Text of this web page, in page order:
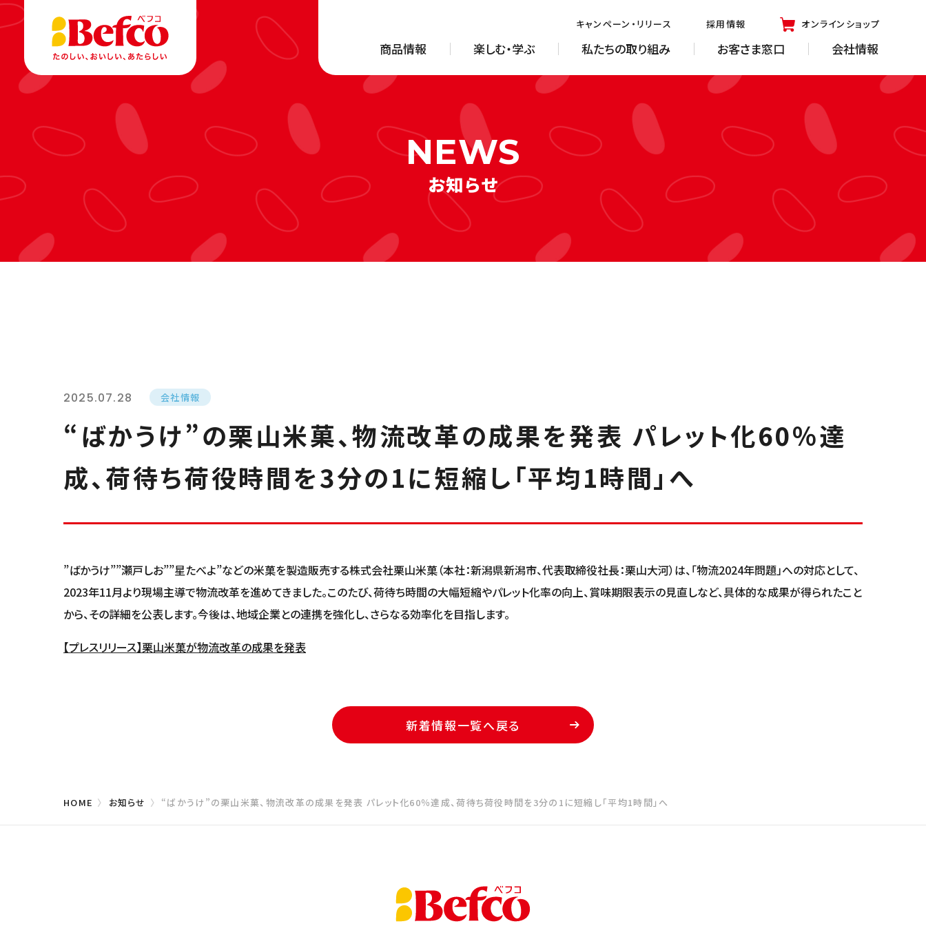
キャンペーン・リリース 採用情報 オンラインショップ
商品情報 楽しむ・学ぶ 私たちの取り組み お客さま窓口 会社情報
お知らせ
2025.07.28 会社情報
“ばかうけ”の栗山米菓、物流改革の成果を発表 パレット化60％達
成、荷待ち荷役時間を3分の1に短縮し「平均1時間」へ
”ばかうけ””瀬戸しお””星たべよ”などの米菓を製造販売する株式会社栗山米菓（本社：新潟県新潟市、代表取締役社長：栗山大河）は、「物流2024年問題」への対応として、
2023年11月より現場主導で物流改革を進めてきました。このたび、荷待ち時間の大幅短縮やパレット化率の向上、賞味期限表示の見直しなど、具体的な成果が得られたこと
から、その詳細を公表します。今後は、地域企業との連携を強化し、さらなる効率化を目指します。
【プレスリリース】栗山米菓が物流改革の成果を発表
新着情報一覧へ戻る
HOME お知らせ “ばかうけ”の栗山米菓、物流改革の成果を発表 パレット化60％達成、荷待ち荷役時間を3分の1に短縮し「平均1時間」へ